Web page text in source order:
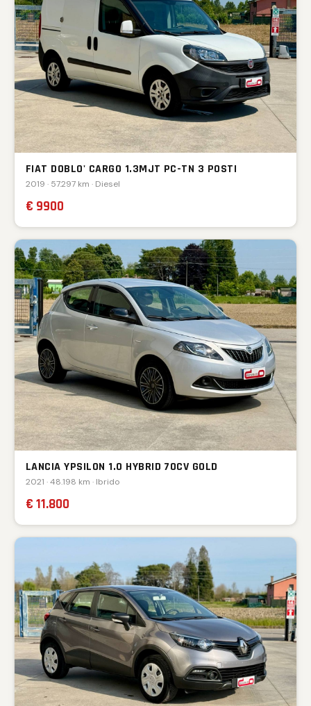
FIAT DOBLO' CARGO 1.3MJT PC-TN 3 POSTI
2019 · 57.297 km · Diesel
€ 9900
LANCIA YPSILON 1.0 HYBRID 70CV GOLD
2021 · 48.198 km · Ibrido
€ 11.800